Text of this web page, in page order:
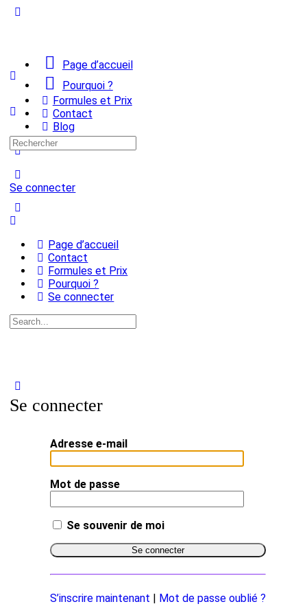
Page d’accueil
Pourquoi ?
Formules et Prix
Contact
Blog
Se connecter
Page d’accueil
Contact
Formules et Prix
Pourquoi ?
Se connecter
Se connecter
Adresse e-mail
Mot de passe
Se souvenir de moi
S’inscrire maintenant Mot de passe oublié ?